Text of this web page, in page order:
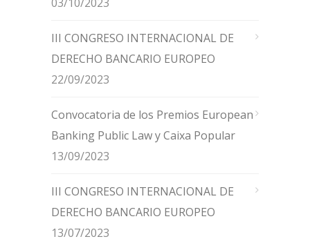
III CONGRESO INTERNACIONAL DE
DERECHO BANCARIO EUROPEO
22/09/2023
Convocatoria de los Premios European
Banking Public Law y Caixa Popular
13/09/2023
III CONGRESO INTERNACIONAL DE
DERECHO BANCARIO EUROPEO
13/07/2023